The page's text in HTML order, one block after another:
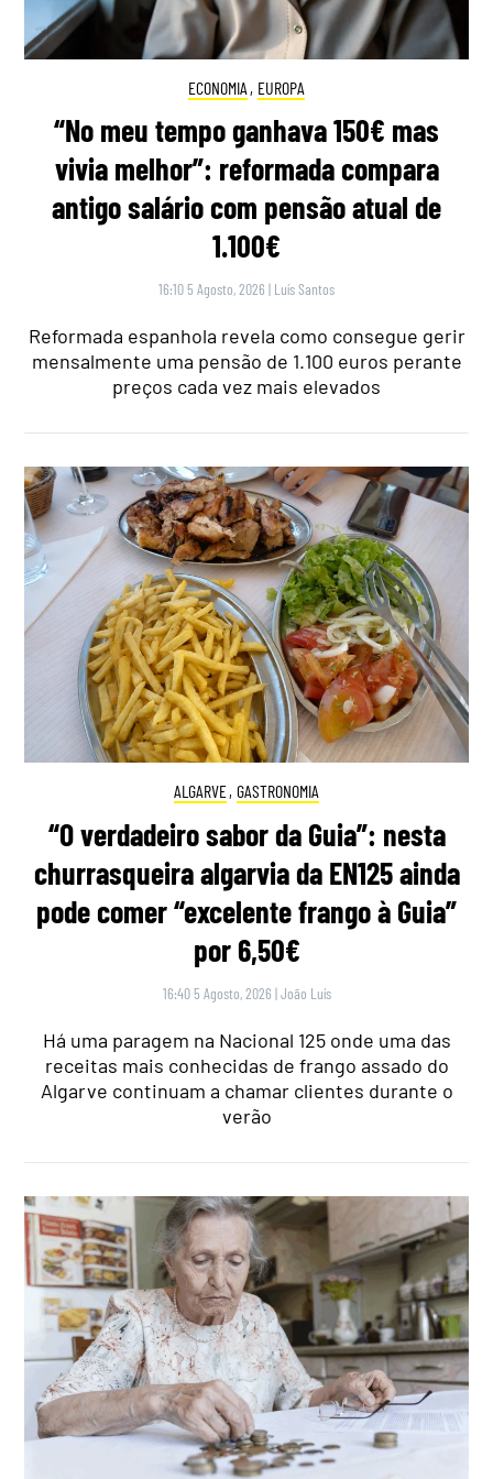
ECONOMIA , EUROPA
“No meu tempo ganhava 150€ mas
vivia melhor”: reformada compara
antigo salário com pensão atual de
1.100€
16:10 5 Agosto, 2026 | Luís Santos
Reformada espanhola revela como consegue gerir
mensalmente uma pensão de 1.100 euros perante
preços cada vez mais elevados
ALGARVE, GASTRONOMIA
“O verdadeiro sabor da Guia”: nesta
churrasqueira algarvia da EN125 ainda
pode comer “excelente frango à Guia”
por 6,50€
16:40 5 Agosto, 2026 |João Luís
Há uma paragem na Nacional 125 onde uma das
receitas mais conhecidas de frango assado do
Algarve continuam a chamar clientes durante o
verão